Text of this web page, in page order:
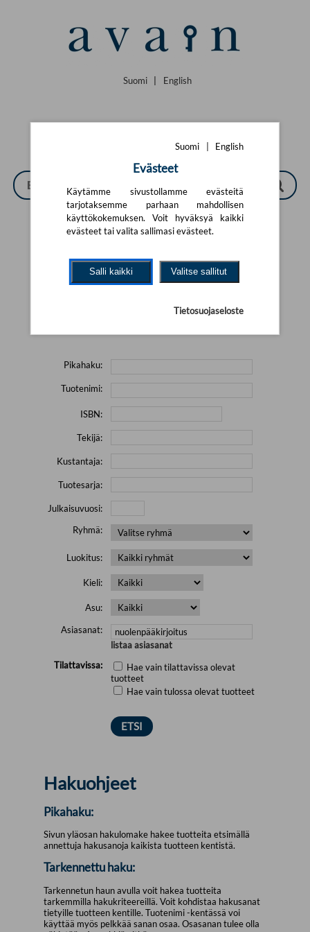
Suomi English
Tarkennettu haku
Yhtään tuotetta ei löytynyt. Yritä uutta hakua alla olevalla
Yritä hakea pienemmällä määrällä hakutekijöitä ja jätä
Pikahaku:
Tuotenimi:
ISBN:
Tekijä:
Kustantaja:
Tuotesarja:
Julkaisuvuosi:
Ryhmä:
Luokitus:
Kieli:
Asu:
Asiasanat:
listaa asiasanat
Tilattavissa:
Hae vain tilattavissa olevat
tuotteet
Hae vain tulossa olevat tuotteet
Hakuohjeet
Pikahaku:
Sivun yläosan hakulomake hakee tuotteita etsimällä
annettuja hakusanoja kaikista tuotteen kentistä.
Tarkennettu haku:
Tarkennetun haun avulla voit hakea tuotteita
tarkemmilla hakukriteereillä. Voit kohdistaa hakusanat
tietyille tuotteen kentille. Tuotenimi -kentässä voi
käyttää myös pelkkää sanan osaa. Osasanan tulee olla
Suomi | English
Evästeet
Käytämme sivustollamme evästeitä
tarjotaksemme parhaan mahdollisen
käyttökokemuksen. Voit hyväksyä kaikki
evästeet tai valita sallimasi evästeet.
Salli kaikki Valitse sallitut
Tietosuojaseloste